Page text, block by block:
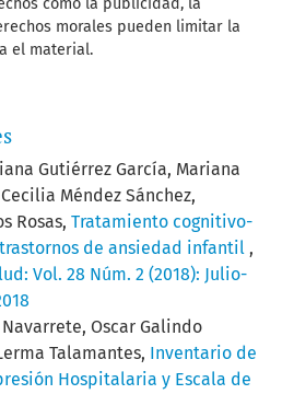
como la publicidad, la
morales pueden limitar la
el material.
Gutiérrez García, Mariana
Méndez Sánchez,
Rosas, Tratamiento cognitivo-
de ansiedad infantil ,
Vol. 28 Núm. 2 (2018): Julio-
Oscar Galindo
Talamantes, Inventario de
Hospitalaria y Escala de